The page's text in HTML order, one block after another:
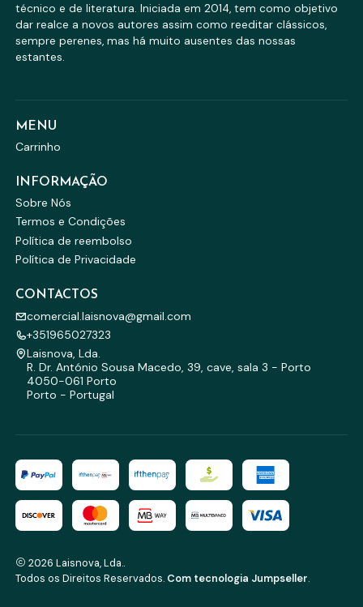
técnico e de literatura. Iniciada em 2014, tem como objetivo
dar realce a novos autores assim como reeditar clássicos,
sempre perenes, mas há muito ausentes das nossas
estantes.
MENU
Carrinho
INFORMAÇÃO
Sobre Nós
Termos e Condições
Política de reembolso
Política de Privacidade
CONTACTOS
comercial.laisnova@gmail.com
+351965027323
Laisnova, Lda.
R. Dr. António Sousa Macedo, 39, cave, sala 3 - Porto
4050-061 Porto
Porto - Portugal
2026 Laisnova, Lda..
Todos os Direitos Reservados. Com tecnologia Jumpseller.